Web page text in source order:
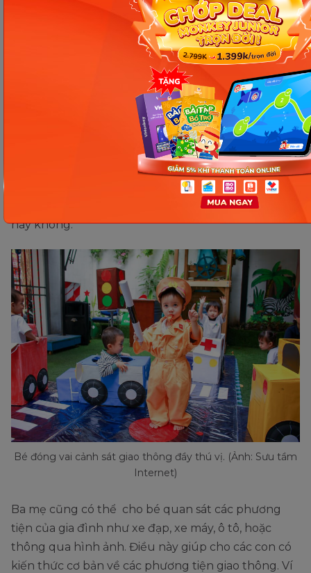
Cùng con tham gia những trò
Thông qua những trò chơi, kiến thức giao thông
của con sẽ được hiện thực hóa, giúp con có thêm
nhiều kiến thức và ghi nhớ lâu hơn. Bé sẽ rất hứng
thú để tham gia những trò chơi thú vị cùng ba mẹ.
Bạn hãy đóng vai là người tham gia giao thông và
bé sẽ làm chú cảnh sát. Bạn thử cố tình đi sai luật
để xem bé có thể chỉ ra được những lỗi sai của mình
hay không.
Bé đóng vai cảnh sát giao thông đầy thú vị. (Ảnh: Sưu tầm
Internet)
Ba mẹ cũng có thể cho bé quan sát các phương
tiện của gia đình như xe đạp, xe máy, ô tô, hoặc
thông qua hình ảnh. Điều này giúp cho các con có
kiến thức cơ bản về các phương tiện giao thông. Ví